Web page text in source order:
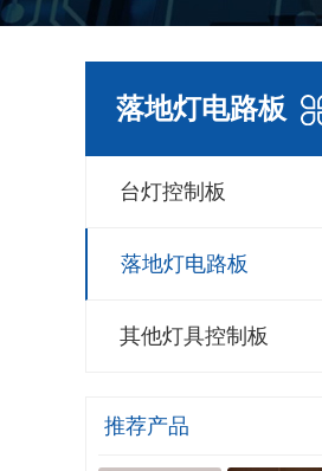
落地灯电路板
台灯控制板
落地灯电路板
其他灯具控制板
推荐产品